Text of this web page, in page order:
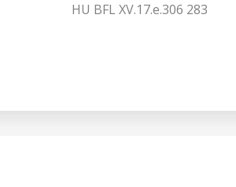
HU BFL XV.17.e.306 283